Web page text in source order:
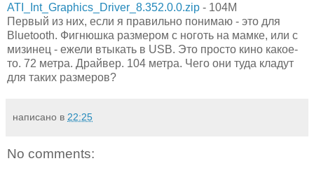
ATI_Int_Graphics_Driver_8.352.0.0.zip - 104M
Первый из них, если я правильно понимаю - это для
Bluetooth. Фигнюшка размером с ноготь на мамке, или с
мизинец - ежели втыкать в USB. Это просто кино какое-
то. 72 метра. Драйвер. 104 метра. Чего они туда кладут
для таких размеров?
написано в 22:25
No comments: